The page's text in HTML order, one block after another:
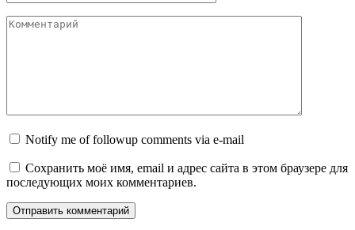
Комментарий
Notify me of followup comments via e-mail
Сохранить моё имя, email и адрес сайта в этом браузере для
последующих моих комментариев.